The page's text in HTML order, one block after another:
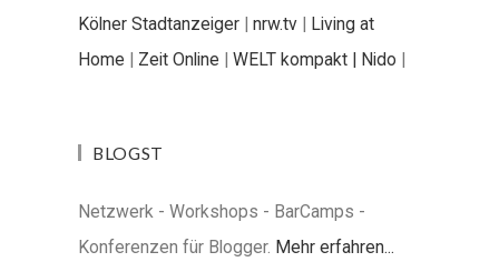
Kölner Stadtanzeiger | nrw.tv | Living at
Home | Zeit Online | WELT kompakt | Nido |
BLOGST
Netzwerk - Workshops - BarCamps -
Konferenzen für Blogger. Mehr erfahren...